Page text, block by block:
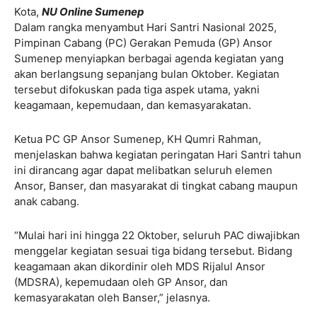
Kota, NU Online Sumenep
Dalam rangka menyambut Hari Santri Nasional 2025,
Pimpinan Cabang (PC) Gerakan Pemuda (GP) Ansor
Sumenep menyiapkan berbagai agenda kegiatan yang
akan berlangsung sepanjang bulan Oktober. Kegiatan
tersebut difokuskan pada tiga aspek utama, yakni
keagamaan, kepemudaan, dan kemasyarakatan.
Ketua PC GP Ansor Sumenep, KH Qumri Rahman,
menjelaskan bahwa kegiatan peringatan Hari Santri tahun
ini dirancang agar dapat melibatkan seluruh elemen
Ansor, Banser, dan masyarakat di tingkat cabang maupun
anak cabang.
“Mulai hari ini hingga 22 Oktober, seluruh PAC diwajibkan
menggelar kegiatan sesuai tiga bidang tersebut. Bidang
keagamaan akan dikordinir oleh MDS Rijalul Ansor
(MDSRA), kepemudaan oleh GP Ansor, dan
kemasyarakatan oleh Banser,” jelasnya.